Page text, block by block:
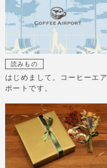
読みもの
はじめまして。コーヒーエア
ポートです。